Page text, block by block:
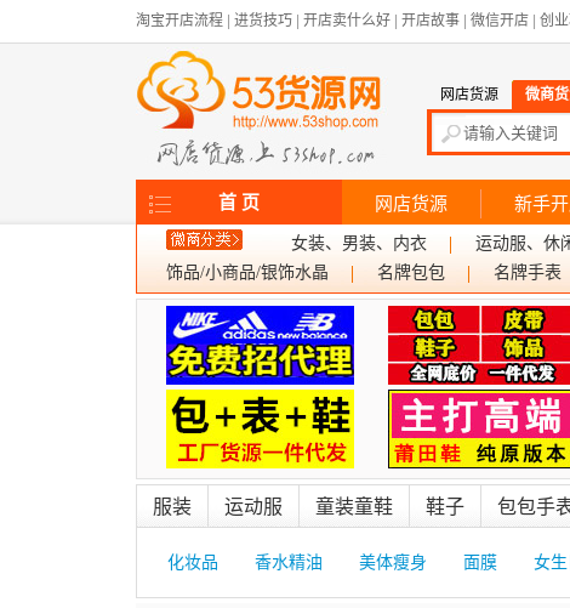
淘宝开店流程 进货技巧 开店卖什么好 开店故事 微信开店 创业
网店货源 微商
首 页 网店货源 新手
女装、男装、内衣 运动服、休
饰品/小商品/银饰水晶
名牌包包 名牌手表
服装 运动服 童装童鞋 鞋子 包包手
化妆品 香水精油 美体瘦身 面膜 女